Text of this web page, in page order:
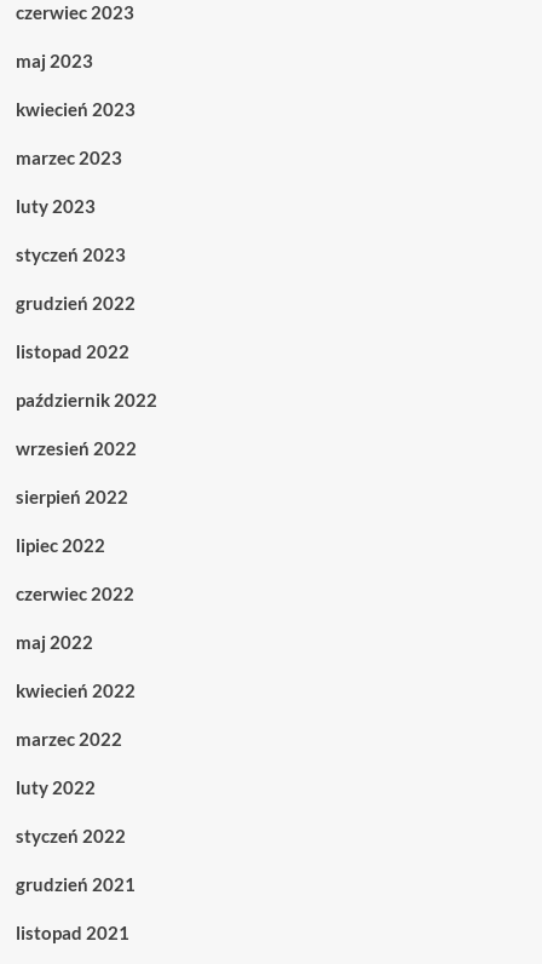
czerwiec 2023
maj 2023
kwiecień 2023
marzec 2023
luty 2023
styczeń 2023
grudzień 2022
listopad 2022
październik 2022
wrzesień 2022
sierpień 2022
lipiec 2022
czerwiec 2022
maj 2022
kwiecień 2022
marzec 2022
luty 2022
styczeń 2022
grudzień 2021
listopad 2021